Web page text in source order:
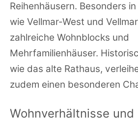
Reihenhäusern. Besonders
wie Vellmar-West und
zahlreiche Wohnblocks und
Mehrfamilienhäuser.
wie das alte Rathaus,
zudem einen besonderen
Wohnverhältnisse und